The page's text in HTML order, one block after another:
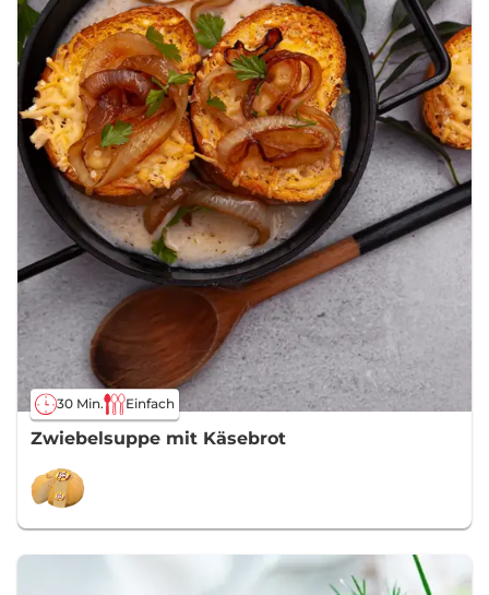
30 Min. Einfach
Zwiebelsuppe mit Käsebrot